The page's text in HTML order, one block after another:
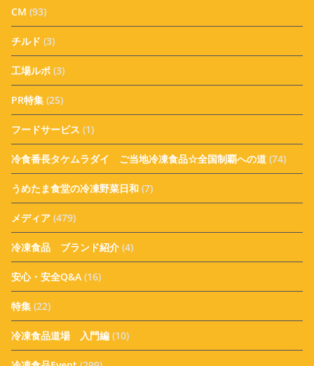
CM (93)
チルド (3)
工場ルポ (3)
PR特集 (25)
フードサービス (1)
冷食番長タケムラダイ ご当地冷凍食品☆全国制覇への道 (74)
うめたま食堂の冷凍野菜日和 (7)
メディア (479)
冷凍食品 ブランド紹介 (4)
安心・安全Q&A (16)
特集 (22)
冷凍食品道場 入門編 (10)